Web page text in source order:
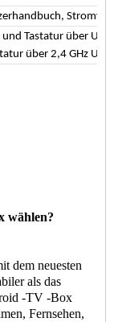
Tastatur über
über 2,4 GHz USB
wählen?
dem neuesten
als das
-TV -Box
Fernsehen,